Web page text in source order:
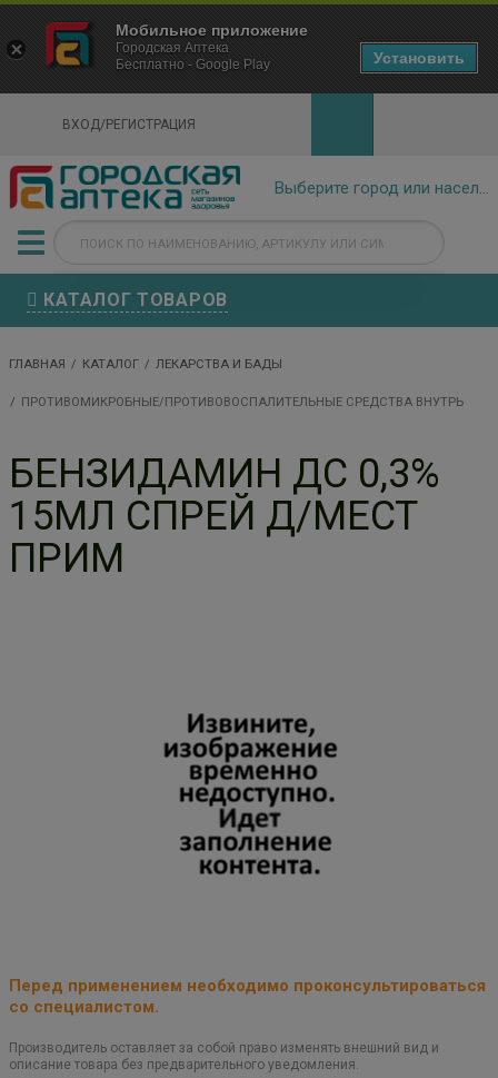
ВХОД/РЕГИСТРАЦИЯ
КАТАЛОГ ТОВАРОВ
ГЛАВНАЯ КАТАЛОГ ЛЕКАРСТВА И БАДЫ
ПРОТИВОМИКРОБНЫЕ/ПРОТИВОВОСПАЛИТЕЛЬНЫЕ СРЕДСТВА ВНУТРЬ
БЕНЗИДАМИН ДС 0,3%
15МЛ СПРЕЙ Д/МЕСТ
ПРИМ
Перед применением необходимо проконсультироваться
со специалистом.
Производитель оставляет за собой право изменять внешний вид и
описание товара без предварительного уведомления.
×
Городская Аптека Маркетплейс
- In Google Play
Мобильное приложение
Городская Аптека
Бесплатно - Google Play
Установить